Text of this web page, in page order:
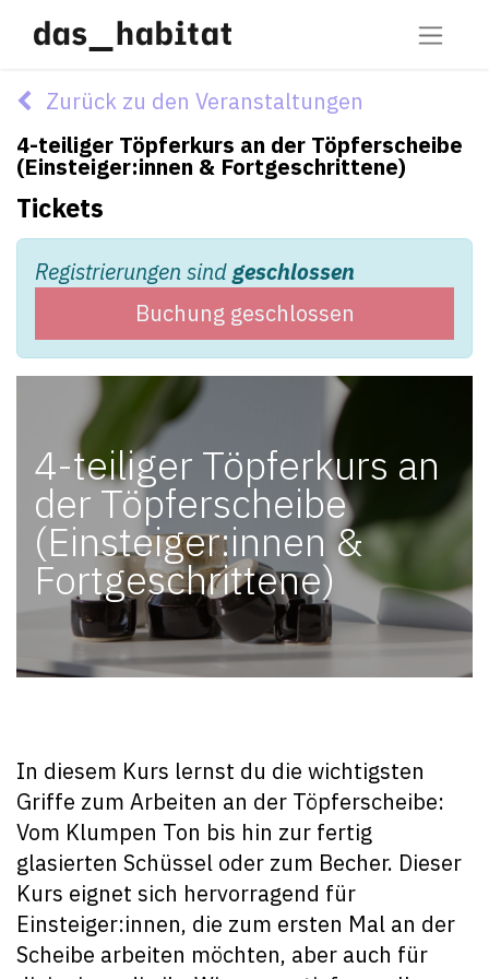
Zurück zu den Veranstaltungen
4-teiliger Töpferkurs an der Töpferscheibe
(Einsteiger:innen & Fortgeschrittene)
Tickets
Registrierungen sindgeschlossen
Buchung geschlossen
4-teiliger Töpferkurs an
der Töpferscheibe
(Einsteiger:innen &
Fortgeschrittene)
In diesem Kurs lernst du die wichtigsten
Griffe zum Arbeiten an der Töpferscheibe:
Vom Klumpen Ton bis hin zur fertig
glasierten Schüssel oder zum Becher. Dieser
Kurs eignet sich hervorragend für
Einsteiger:innen, die zum ersten Mal an der
Scheibe arbeiten möchten, aber auch für